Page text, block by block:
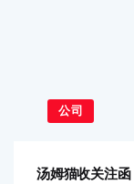
公司
汤姆猫收关注函